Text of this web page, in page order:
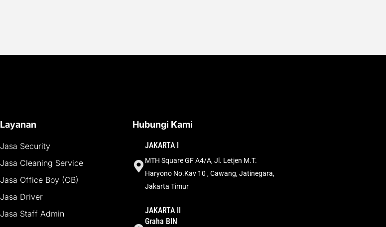
Layanan
Jasa Security
Jasa Cleaning Service
Jasa Office Boy (OB)
Jasa Driver
Jasa Staff Admin
Hubungi Kami
JAKARTA I
MTH Square GF A4/A, Jl. Letjen M.T.
Haryono No.Kav 10 , Cawang, Jatinegara,
Jakarta Timur
JAKARTA II
Graha BIN